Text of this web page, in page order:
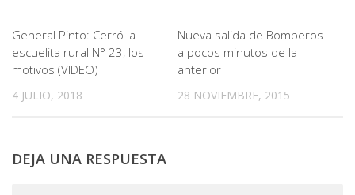
General Pinto: Cerró la
escuelita rural N° 23, los
motivos (VIDEO)
4 JULIO, 2018
Nueva salida de Bomberos
a pocos minutos de la
anterior
28 NOVIEMBRE, 2015
DEJA UNA RESPUESTA